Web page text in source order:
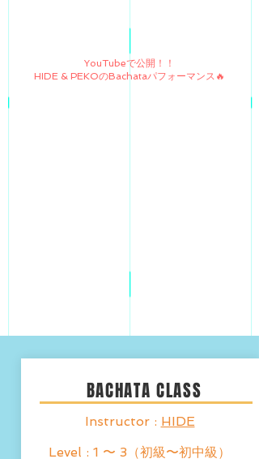
YouTubeで公開！！
HIDE & PEKOのBachataパフォーマンス🔥
BACHATA CLASS
Instructor : HIDE
Level : 1 〜 3（初級〜初中級）